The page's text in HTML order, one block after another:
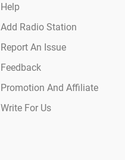
Help
Add Radio Station
Report An Issue
Feedback
Promotion And Affiliate
Write For Us